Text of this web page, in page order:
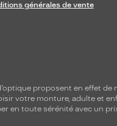
générales de vente
proposent en effet
votre monture, adulte et
en toute sérénité avec un